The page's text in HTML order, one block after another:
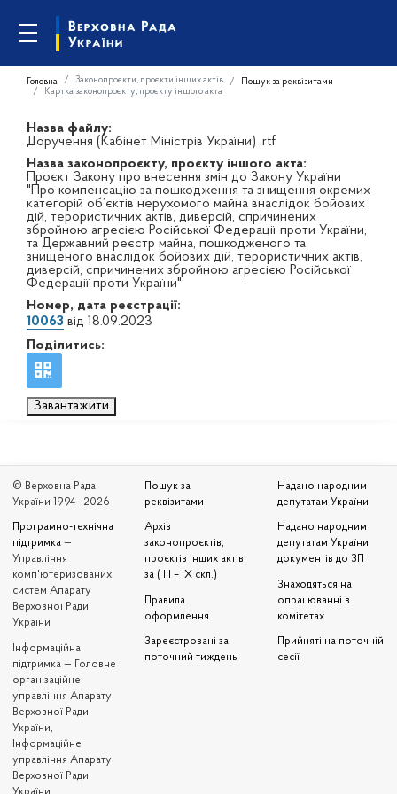
Головна Законопроєкти, проєкти інших актів
Пошук за реквізитами
Картка законопроєкту, проєкту іншого акта
Назва файлу:
Доручення (Кабінет Міністрів України) .rtf
Назва законопроєкту, проєкту іншого акта:
Проєкт Закону про внесення змін до Закону України
"Про компенсацію за пошкодження та знищення окремих
категорій об’єктів нерухомого майна внаслідок бойових
дій, терористичних актів, диверсій, спричинених
збройною агресією Російської Федерації проти України,
та Державний реєстр майна, пошкодженого та
знищеного внаслідок бойових дій, терористичних актів,
диверсій, спричинених збройною агресією Російської
Федерації проти України"
Номер, дата реєстрації:
10063 від 18.09.2023
Поділитись:
Завантажити
© Верховна Рада
України 1994—2026
Програмно-технічна
підтримка —
Управління
комп'ютеризованих
систем Апарату
Верховної Ради
України
Iнформаційна
підтримка — Головне
організаційне
управління Апарату
Верховної Ради
України,
Інформаційне
управління Апарату
Верховної Ради
України
Пошук за
реквізитами
Архів
законопроєктів,
проєктів інших актів
за ( III – IX скл.)
Правила
оформлення
Зареєстровані за
поточний тиждень
Надано народним
депутатам України
Надано народним
депутатам України
документів до ЗП
Знаходяться на
опрацюванні в
комітетах
Прийняті на поточній
сесії